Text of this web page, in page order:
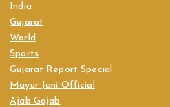
India
Gujarat
World
Sports
Gujarat Report Special
Mayur Jani Official
Ajab Gajab